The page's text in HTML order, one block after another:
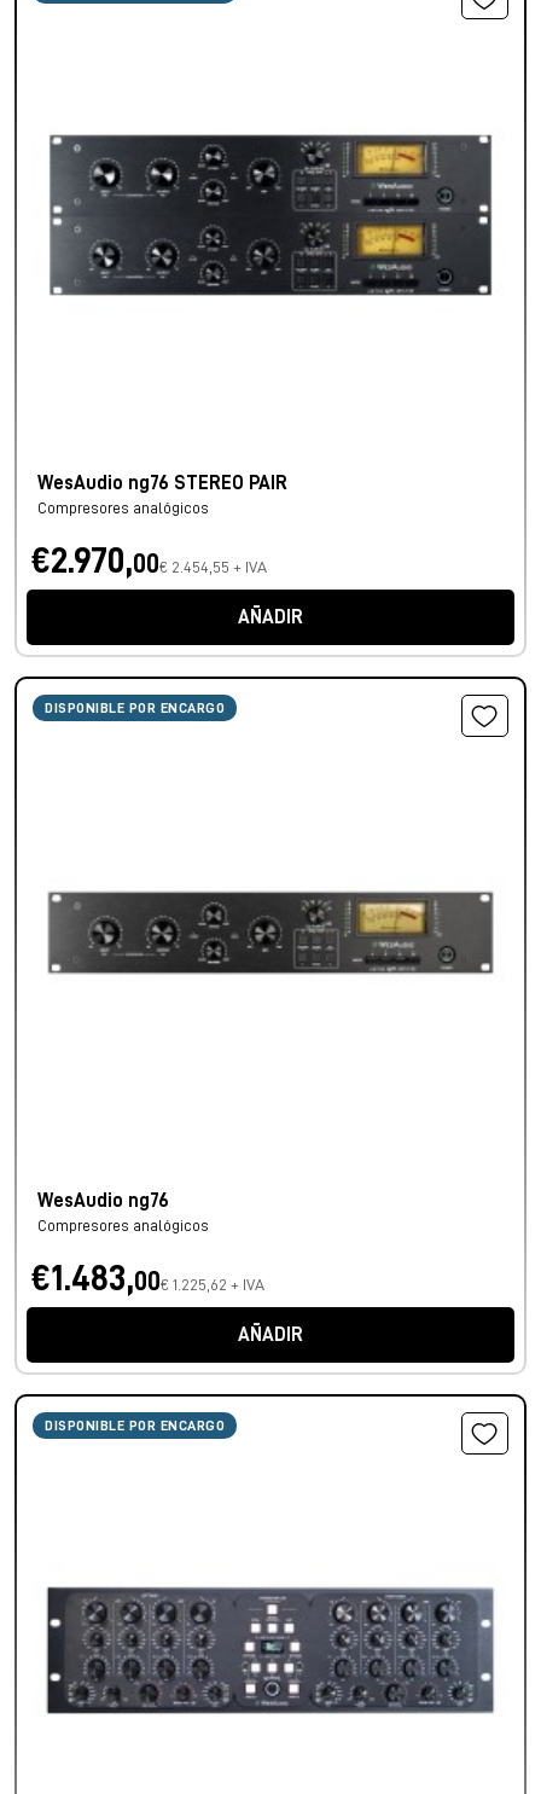
WesAudio ng76 STEREO PAIR
Compresores analógicos
€2.970,00€ 2.454,55 + IVA
AÑADIR
DISPONIBLE POR ENCARGO
WesAudio ng76
Compresores analógicos
€1.483,00€ 1.225,62 + IVA
AÑADIR
DISPONIBLE POR ENCARGO